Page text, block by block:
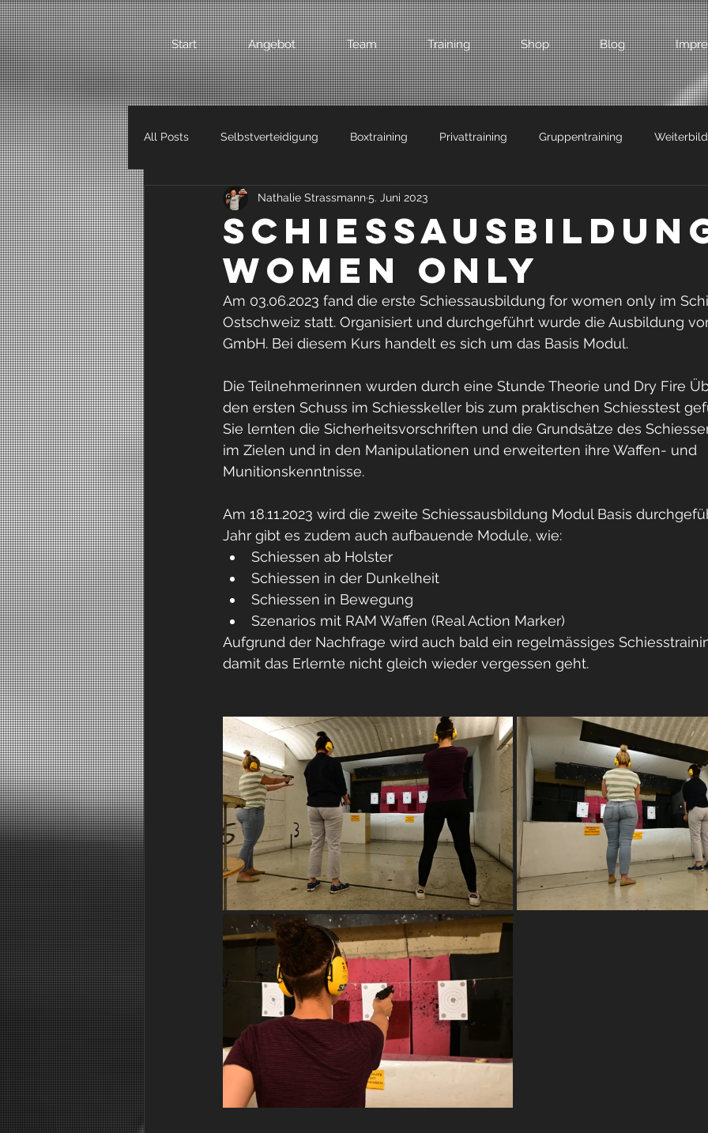
Start Angebot Team Training Shop Blog
All Posts Selbstverteidigung Boxtraining Privattraining Gruppentraining
Pfefferspray Kinderselbstverteidigung
Selbstschutz Sicherheit am Arbeitsplatz Sportförderprogramm
Light-Contact Boxing Personal Training Geschenkidee Fitnesstraining Sicherheit
Antidoping No drugs Parkinson
Women only
Nathalie Strassmann5. Juni 2023
Am 03.06.2023 fand die erste Schiessausbildung for women only im
Ostschweiz statt. Organisiert und durchgeführt wurde die Ausbildung
GmbH. Bei diesem Kurs handelt es sich um das Basis Modul.
Die Teilnehmerinnen wurden durch eine Stunde Theorie und Dry Fire
den ersten Schuss im Schiesskeller bis zum praktischen Schiesstest
Sie lernten die Sicherheitsvorschriften und die Grundsätze des
im Zielen und in den Manipulationen und erweiterten ihre Waffen- und
Munitionskenntnisse.
Am 18.11.2023 wird die zweite Schiessausbildung Modul Basis
Jahr gibt es zudem auch aufbauende Module, wie:
Schiessen ab Holster
Schiessen in der Dunkelheit
Schiessen in Bewegung
Szenarios mit RAM Waffen (Real Action Marker)
Aufgrund der Nachfrage wird auch bald ein regelmässiges
damit das Erlernte nicht gleich wieder vergessen geht.